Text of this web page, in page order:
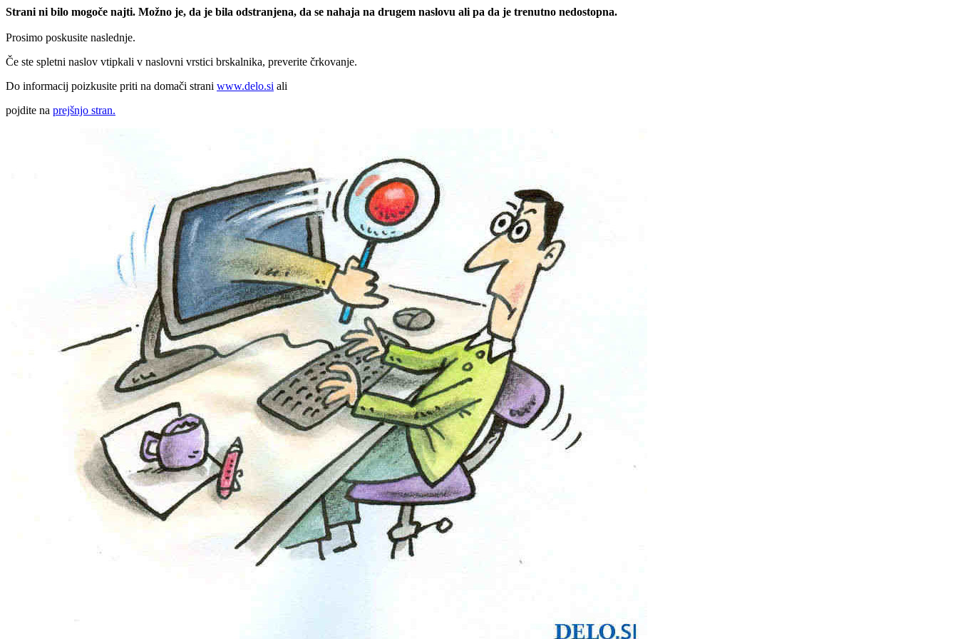
Strani ni bilo mogoče najti. Možno je, da je bila odstranjena, da se nahaja na drugem naslovu ali pa da je trenutno nedostopna.
Prosimo poskusite naslednje.
Če ste spletni naslov vtipkali v naslovni vrstici brskalnika, preverite črkovanje.
Do informacij poizkusite priti na domači strani www.delo.si ali
pojdite na prejšnjo stran.